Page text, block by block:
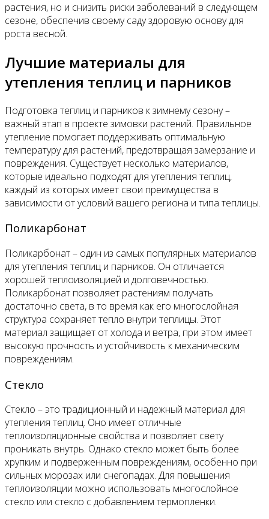
растения, но и снизить риски заболеваний в следующем
сезоне, обеспечив своему саду здоровую основу для
роста весной.
Лучшие материалы для
утепления теплиц и парников
Подготовка теплиц и парников к зимнему сезону –
важный этап в проекте зимовки растений. Правильное
утепление помогает поддерживать оптимальную
температуру для растений, предотвращая замерзание и
повреждения. Существует несколько материалов,
которые идеально подходят для утепления теплиц,
каждый из которых имеет свои преимущества в
зависимости от условий вашего региона и типа теплицы.
Поликарбонат
Поликарбонат – один из самых популярных материалов
для утепления теплиц и парников. Он отличается
хорошей теплоизоляцией и долговечностью.
Поликарбонат позволяет растениям получать
достаточно света, в то время как его многослойная
структура сохраняет тепло внутри теплицы. Этот
материал защищает от холода и ветра, при этом имеет
высокую прочность и устойчивость к механическим
повреждениям.
Стекло
Стекло – это традиционный и надежный материал для
утепления теплиц. Оно имеет отличные
теплоизоляционные свойства и позволяет свету
проникать внутрь. Однако стекло может быть более
хрупким и подверженным повреждениям, особенно при
сильных морозах или снегопадах. Для повышения
теплоизоляции можно использовать многослойное
стекло или стекло с добавлением термопленки.